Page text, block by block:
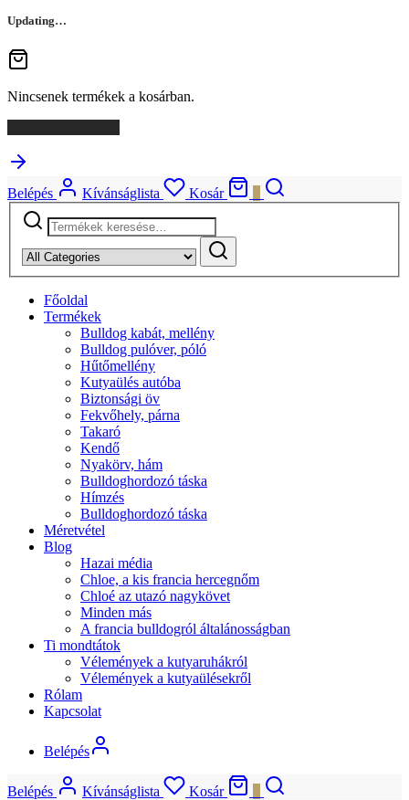
Updating…
Nincsenek termékek a kosárban.
Belépés Kívánságlista Kosár
Keresés
következőre:
Főoldal
Termékek
Bulldog kabát, mellény
Bulldog pulóver, póló
Hűtőmellény
Kutyaülés autóba
Biztonsági öv
Fekvőhely, párna
Takaró
Kendő
Nyakörv, hám
Bulldoghordozó táska
Hímzés
Bulldoghordozó táska
Méretvétel
Blog
Hazai média
Chloe, a kis francia hercegnőm
Chloé az utazó nagykövet
Minden más
A francia bulldogról általánosságban
Ti mondtátok
Vélemények a kutyaruhákról
Vélemények a kutyaülésekről
Rólam
Kapcsolat
Belépés
Belépés Kívánságlista Kosár